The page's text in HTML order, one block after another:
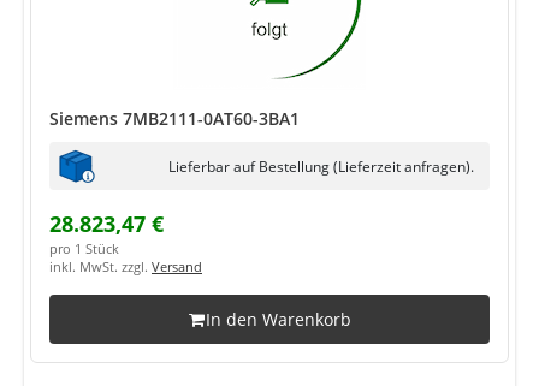
Siemens 7MB2111-0AT60-3BA1
Lieferbar auf Bestellung (Lieferzeit anfragen).
28.823,47 €
pro 1 Stück
inkl. MwSt. zzgl. Versand
In den Warenkorb